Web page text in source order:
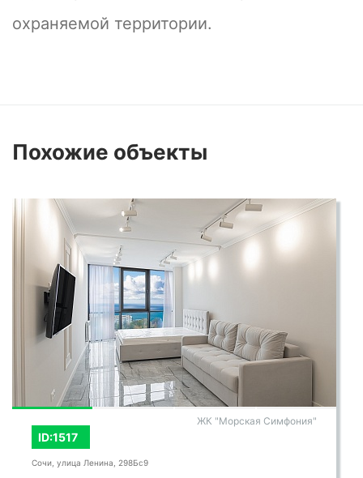
охраняемой территории.
Похожие объекты
ID:1517
ЖК "Морская Симфония"
Сочи, улица Ленина, 298Бс9